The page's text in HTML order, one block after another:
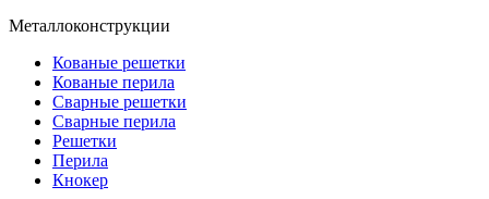
Металлоконструкции
Кованые решетки
Кованые перила
Сварные решетки
Сварные перила
Решетки
Перила
Кнокер